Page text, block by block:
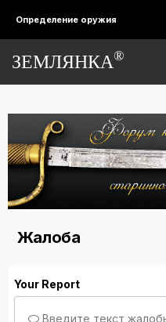
Определение оружия
ЗЕМЛЯНКА®
Жалоба
Your Report
Введите текст